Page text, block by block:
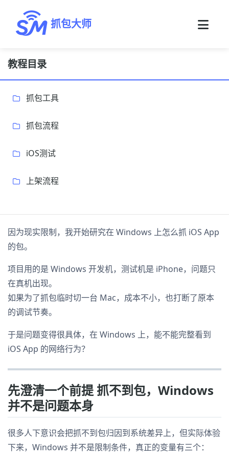
抓包大师
教程目录
抓包工具
抓包流程
iOS测试
上架流程
因为现实限制，我开始研究在 Windows 上怎么抓 iOS App
的包。
项目用的是 Windows 开发机，测试机是 iPhone，问题只
在真机出现。
如果为了抓包临时切一台 Mac，成本不小，也打断了原本
的调试节奏。
于是问题变得很具体，在 Windows 上，能不能完整看到
iOS App 的网络行为？
先澄清一个前提 抓不到包，Windows
并不是问题本身
很多人下意识会把抓不到包归因到系统差异上，但实际体验
下来，Windows 并不是限制条件，真正的变量有三个：